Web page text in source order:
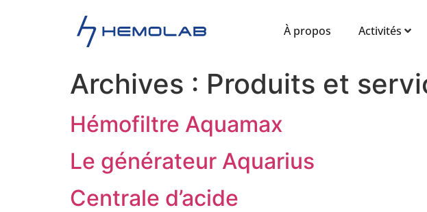
À propos Activités
Archives : Produits et
Hémofiltre Aquamax
Le générateur Aquarius
Centrale d’acide